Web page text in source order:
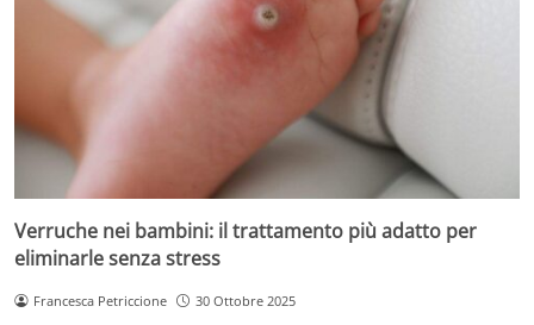
Verruche nei bambini: il trattamento più adatto per
eliminarle senza stress
Francesca Petriccione 30 Ottobre 2025